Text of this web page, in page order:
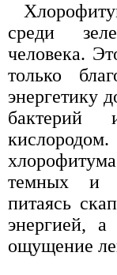
среди
человека.
только
энергетику
бактерий
темных и
питаясь
энергией, а
ощущение